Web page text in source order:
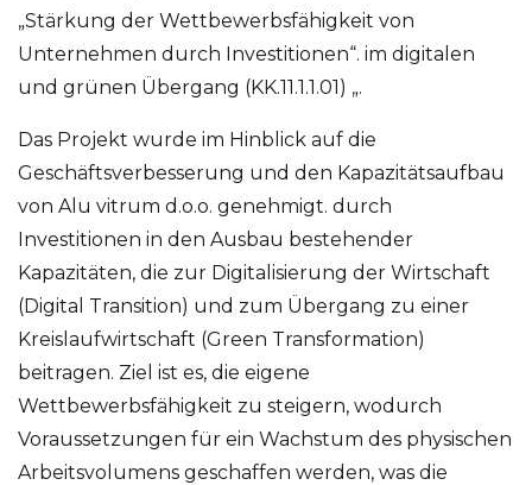
„Stärkung der Wettbewerbsfähigkeit von
Unternehmen durch Investitionen“. im digitalen
und grünen Übergang (KK.11.1.1.01) „.
Das Projekt wurde im Hinblick auf die
Geschäftsverbesserung und den Kapazitätsaufbau
von Alu vitrum d.o.o. genehmigt. durch
Investitionen in den Ausbau bestehender
Kapazitäten, die zur Digitalisierung der Wirtschaft
(Digital Transition) und zum Übergang zu einer
Kreislaufwirtschaft (Green Transformation)
beitragen. Ziel ist es, die eigene
Wettbewerbsfähigkeit zu steigern, wodurch
Voraussetzungen für ein Wachstum des physischen
Arbeitsvolumens geschaffen werden, was die